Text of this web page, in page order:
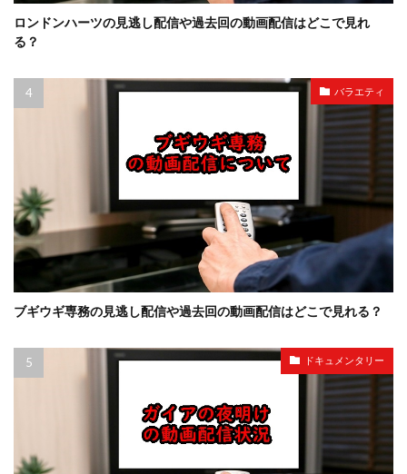
ロンドンハーツの見逃し配信や過去回の動画配信はどこで見れ
る？
バラエティ
ブギウギ専務の見逃し配信や過去回の動画配信はどこで見れる？
ドキュメンタリー